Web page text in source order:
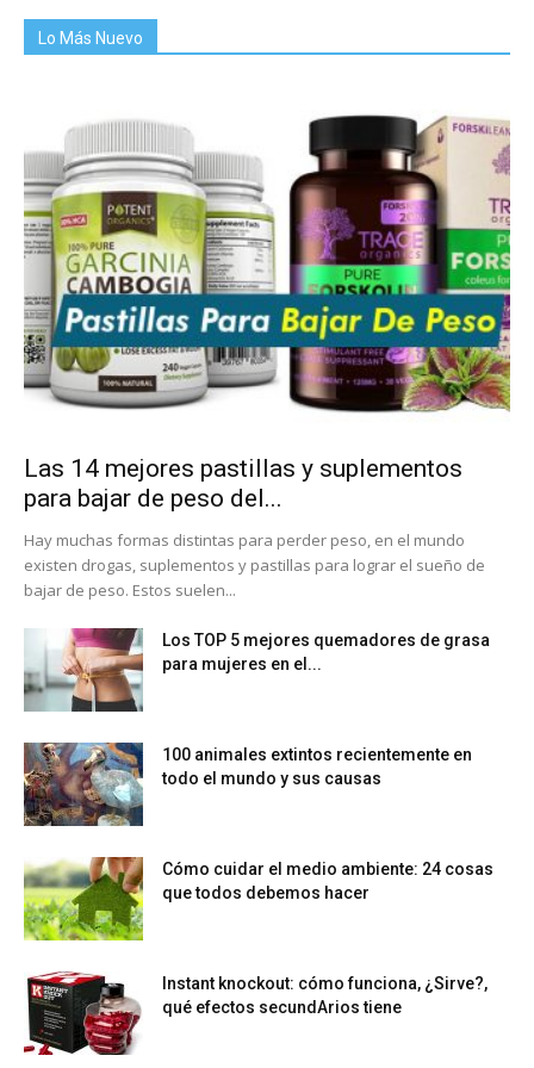
Lo Más Nuevo
Las 14 mejores pastillas y suplementos
para bajar de peso del...
Hay muchas formas distintas para perder peso, en el mundo
existen drogas, suplementos y pastillas para lograr el sueño de
bajar de peso. Estos suelen...
Los TOP 5 mejores quemadores de grasa
para mujeres en el...
100 animales extintos recientemente en
todo el mundo y sus causas
Cómo cuidar el medio ambiente: 24 cosas
que todos debemos hacer
Instant knockout: cómo funciona, ¿Sirve?,
qué efectos secundArios tiene